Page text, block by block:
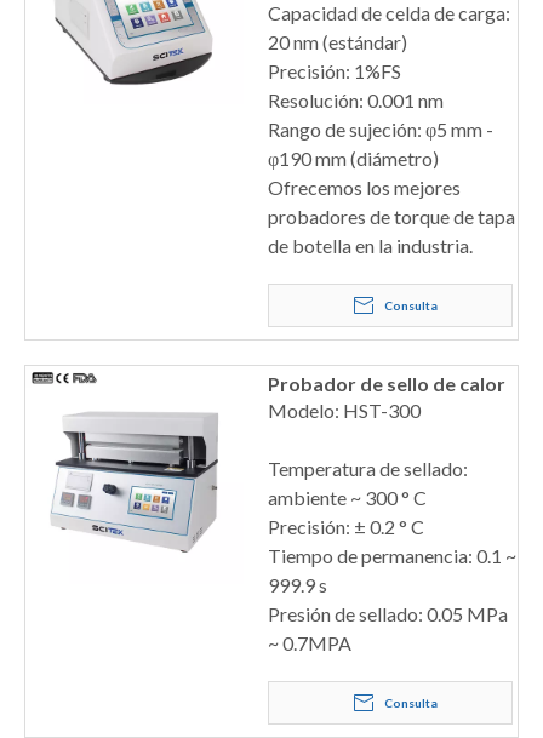
Capacidad de celda de carga:
20 nm (estándar)
Precisión: 1%FS
Resolución: 0.001 nm
Rango de sujeción: φ5 mm -
φ190 mm (diámetro)
Ofrecemos los mejores
probadores de torque de tapa
de botella en la industria.
Consulta
Probador de sello de calor
Modelo: HST-300
Temperatura de sellado:
ambiente ~ 300 ° C
Precisión: ± 0.2 ° C
Tiempo de permanencia: 0.1 ~
999.9 s
Presión de sellado: 0.05 MPa
~ 0.7MPA
Consulta